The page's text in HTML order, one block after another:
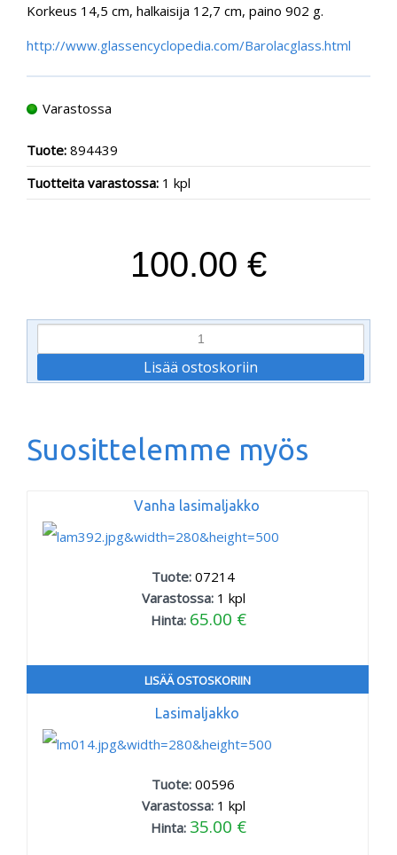
Korkeus 14,5 cm, halkaisija 12,7 cm, paino 902 g.
http://www.glassencyclopedia.com/Barolacglass.html
Varastossa
Tuote: 894439
Tuotteita varastossa: 1 kpl
100.00 €
Suosittelemme myös
Vanha lasimaljakko
Tuote:07214
Varastossa: 1 kpl
Hinta: 65.00 €
LISÄÄ OSTOSKORIIN
Lasimaljakko
Tuote:00596
Varastossa: 1 kpl
Hinta: 35.00 €